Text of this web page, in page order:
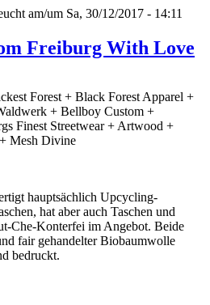
am/um Sa, 30/12/2017 - 14:11
Freiburg With Love
Forest + Black Forest Apparel +
+ Bellboy Custom +
Finest Streetwear + Artwood +
Mesh Divine
hauptsächlich Upcycling-
hat aber auch Taschen und
Che-Konterfei im Angebot. Beide
fair gehandelter Biobaumwolle
bedruckt.